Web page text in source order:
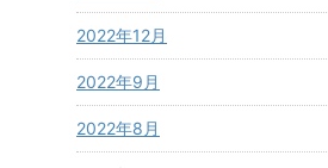
2022年12月
2022年9月
2022年8月